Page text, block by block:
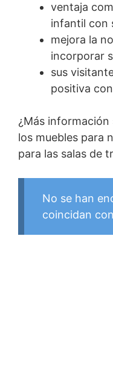
ventaja
infantil con
mejora la
incorporar
sus
positiva
¿Más información
los muebles para
para las salas de
No se han
coincidan